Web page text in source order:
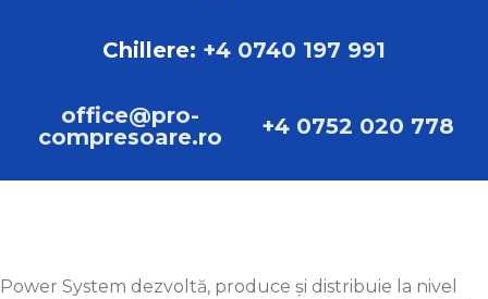
Chillere: +4 0740 197 991
office@pro-
compresoare.ro
+4 0752 020 778
Power System dezvoltă, produce și distribuie la nivel